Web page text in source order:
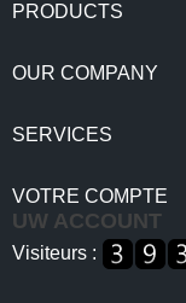
PRODUCTS
OUR COMPANY
SERVICES
VOTRE COMPTE
UW ACCOUNT
Visiteurs :